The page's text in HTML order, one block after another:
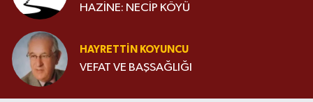
HAZİNE: NECİP KÖYÜ
HAYRETTIN KOYUNCU
VEFAT VE BAŞSAĞLIĞI